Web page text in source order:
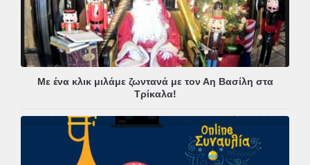
Με ένα κλικ μιλάμε ζωντανά με τον Αη Βασίλη στα
Τρίκαλα!